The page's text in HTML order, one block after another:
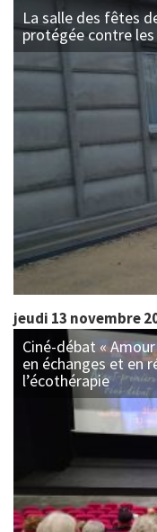
La salle des fêtes
protégée contre
jeudi 13 novembre
Ciné-débat «
en échanges et en
l’écothérapie